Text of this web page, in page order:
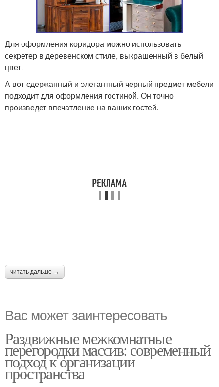
Для оформления коридора можно использовать
секретер в деревенском стиле, выкрашенный в белый
цвет.
А вот сдержанный и элегантный черный предмет мебели
подходит для оформления гостиной. Он точно
произведет впечатление на ваших гостей.
читать дальше →
Вас может заинтересовать
Раздвижные межкомнатные
перегородки массив: современный
подход к организации
пространства